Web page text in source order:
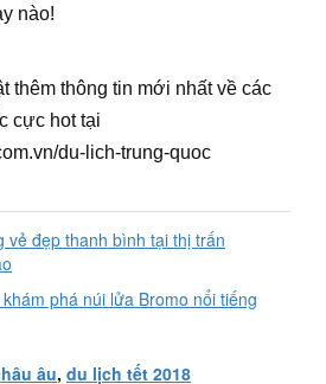
nào!
thêm thông tin mới nhất về các
cực hot tại
du-lich-trung-quoc
vẻ đẹp thanh bình tại thị trấn
phá núi lửa Bromo nổi tiếng
âu, du lịch tết 2018